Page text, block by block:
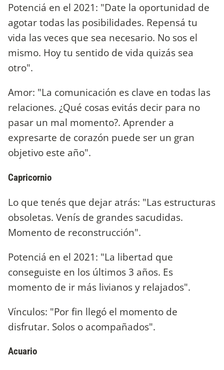
Potenciá en el 2021: "Date la oportunidad de
agotar todas las posibilidades. Repensá tu
vida las veces que sea necesario. No sos el
mismo. Hoy tu sentido de vida quizás sea
otro".
Amor: "La comunicación es clave en todas las
relaciones. ¿Qué cosas evitás decir para no
pasar un mal momento?. Aprender a
expresarte de corazón puede ser un gran
objetivo este año".
Capricornio
Lo que tenés que dejar atrás: "Las estructuras
obsoletas. Venís de grandes sacudidas.
Momento de reconstrucción".
Potenciá en el 2021: "La libertad que
conseguiste en los últimos 3 años. Es
momento de ir más livianos y relajados".
Vínculos: "Por fin llegó el momento de
disfrutar. Solos o acompañados".
Acuario